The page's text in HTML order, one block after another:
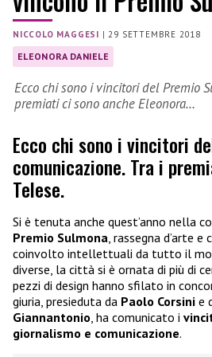
NICCOLO MAGGESI | 29 SETTEMBRE 2018
ELEONORA DANIELE
Ecco chi sono i vincitori del Premio
premiati ci sono anche Eleonora…
Ecco chi sono i vincitori
comunicazione. Tra i
Telese.
Si è tenuta anche quest’anno nella
Premio Sulmona , rassegna d’arte
coinvolto intellettuali da tutto il
diverse, la città si è ornata di più di
pezzi di design hanno sfilato in
giuria, presieduta da Paolo Corsini e
Giannantonio , ha comunicato i
giornalismo e comunicazione.